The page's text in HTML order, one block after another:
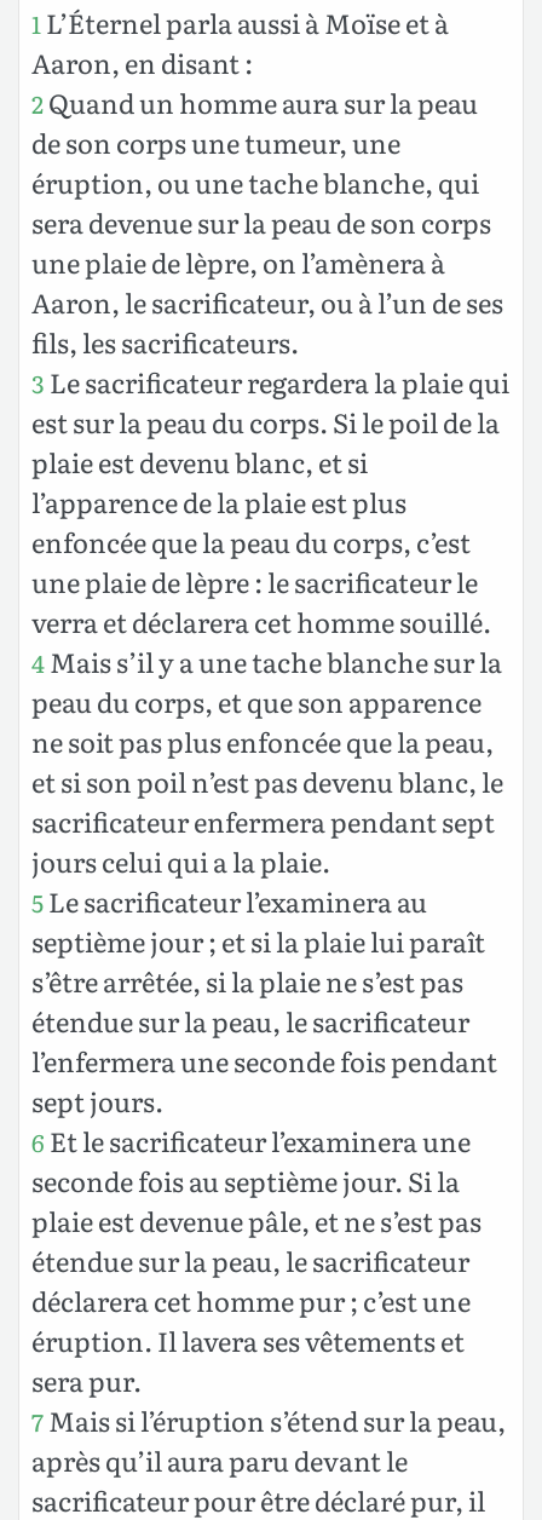
1 L’Éternel parla aussi à Moïse et à
Aaron, en disant :
2Quand un homme aura sur la peau
de son corps une tumeur, une
éruption, ou une tache blanche, qui
sera devenue sur la peau de son corps
une plaie de lèpre, on l’amènera à
Aaron, le sacrificateur, ou à l’un de ses
fils, les sacrificateurs.
3 Le sacrificateur regardera la plaie qui
est sur la peau du corps. Si le poil de la
plaie est devenu blanc, et si
l’apparence de la plaie est plus
enfoncée que la peau du corps, c’est
une plaie de lèpre : le sacrificateur le
verra et déclarera cet homme souillé.
4Mais s’il y a une tache blanche sur la
peau du corps, et que son apparence
ne soit pas plus enfoncée que la peau,
et si son poil n’est pas devenu blanc, le
sacrificateur enfermera pendant sept
jours celui qui a la plaie.
5Le sacrificateur l’examinera au
septième jour ; et si la plaie lui paraît
s’être arrêtée, si la plaie ne s’est pas
étendue sur la peau, le sacrificateur
l’enfermera une seconde fois pendant
sept jours.
6 Et le sacrificateur l’examinera une
seconde fois au septième jour. Si la
plaie est devenue pâle, et ne s’est pas
étendue sur la peau, le sacrificateur
déclarera cet homme pur ; c’est une
éruption. Il lavera ses vêtements et
sera pur.
7Mais si l’éruption s’étend sur la peau,
après qu’il aura paru devant le
sacrificateur pour être déclaré pur, il